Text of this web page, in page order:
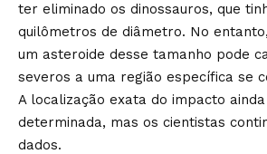
ter eliminado os dinossauros, que
quilômetros de diâmetro. No
um asteroide desse tamanho pode
severos a uma região específica se
A localização exata do impacto
determinada, mas os cientistas
dados.